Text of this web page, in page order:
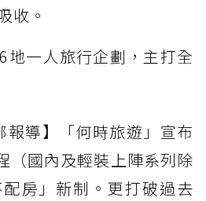
收。
地一人旅行企劃，主打全
報導】「何時旅遊」宣布
（國內及輕裝上陣系列除
房」新制。更打破過去